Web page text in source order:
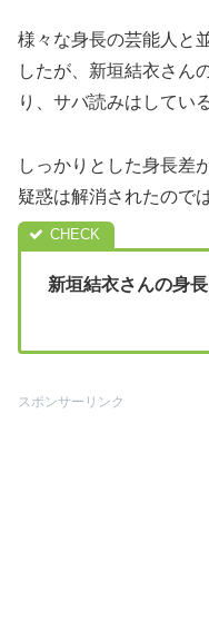
様々な身長の芸能人と
したが、新垣結衣さん
り、サバ読みはしてい
しっかりとした身長差
疑惑は解消されたので
新垣結衣さんの身
スポンサーリンク